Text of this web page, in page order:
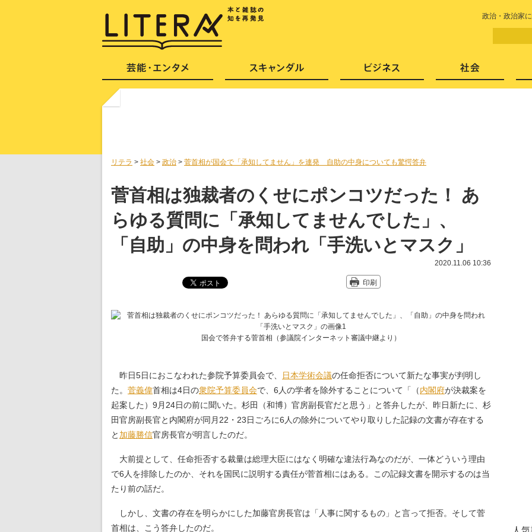
政治・政治家
リテラ > 社会 > 政治 > 菅首相が国会で「承知してません」を連発 自助の中身についても驚愕答弁
菅首相は独裁者のくせにポンコツだった！ あ
らゆる質問に「承知してませんでした」、
「自助」の中身を問われ「手洗いとマスク」
2020.11.06 10:36
印刷
国会で答弁する菅首相（参議院インターネット審議中継より）
昨日5日におこなわれた参院予算委員会で、 日本学術会議の任命拒否について新たな事実が判明し
た。 菅義偉首相は4日の衆院予算委員会で、6人の学者を除外することについて「（内閣府が決裁案を
起案した）9月24日の前に聞いた。杉田（和博）官房副長官だと思う」と答弁したが、昨日新たに、杉
田官房副長官と内閣府が同月22・23日ごろに6人の除外についてやり取りした記録の文書が存在する
と 加藤勝信官房長官が明言したのだ。
大前提として、任命拒否する裁量は総理大臣にはなく明確な違法行為なのだが、一体どういう理由
で6人を排除したのか、それを国民に説明する責任が菅首相にはある。この記録文書を開示するのは当
たり前の話だ。
しかし、文書の存在を明らかにした加藤官房長官は「人事に関するもの」と言って拒否。そして菅
首相は、こう答弁したのだ。
芸能・エンタメ スキャンダル